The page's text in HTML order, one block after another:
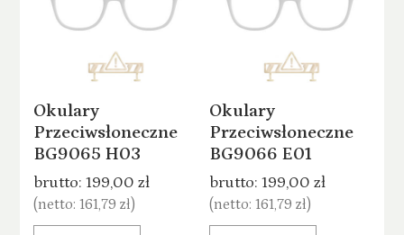
Okulary
Przeciwsłoneczne
BG9065 H03
brutto:199,00 zł
(netto:161,79 zł)
Okulary
Przeciwsłoneczne
BG9066 E01
brutto: 199,00 zł
(netto: 161,79 zł)